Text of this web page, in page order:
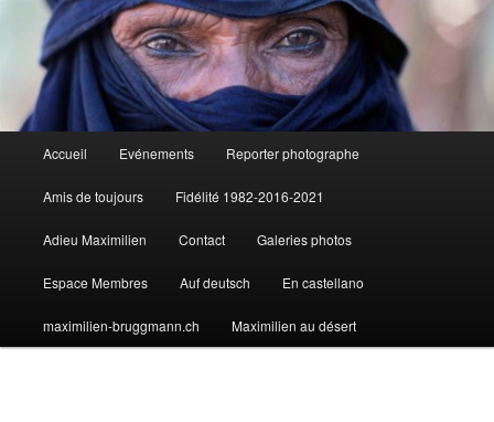
principal
Accueil Evénements Reporter photographe
Amis de toujours Fidélité 1982-2016-2021
Adieu Maximilien Contact Galeries photos
Espace Membres Auf deutsch En castellano
maximilien-bruggmann.ch Maximilien au désert